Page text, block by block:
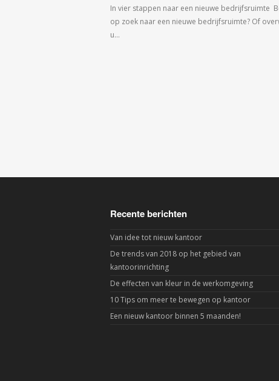
In vier stappen naar een nieuwe bedrijfsruimte
op zoek naar een nieuwe bedrijfsruimte? Of
u…
Recente berichten
Van idee tot nieuw kantoor
De trends van 2018 op het gebied van
kantoorinrichting
De effecten van kleur in de werkomgeving
10 Tips om meer te bewegen op kantoor
Een nieuw kantoor binnen 5 maanden!